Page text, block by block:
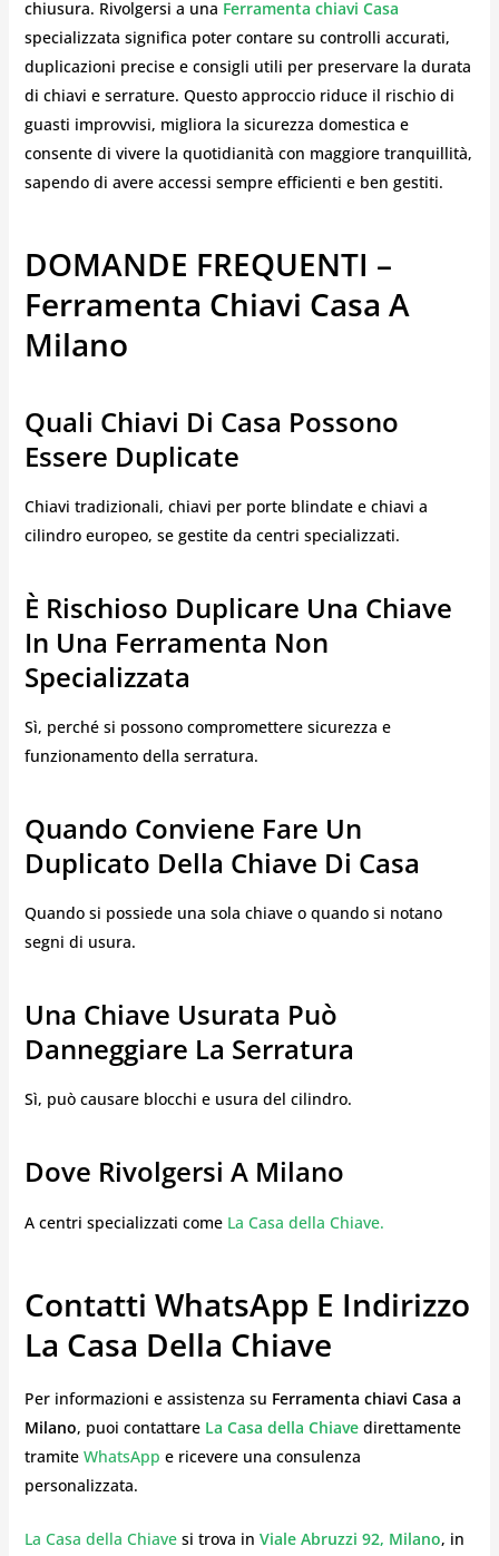
chiusura. Rivolgersi a una Ferramenta chiavi Casa
specializzata significa poter contare su controlli accurati,
duplicazioni precise e consigli utili per preservare la durata
di chiavi e serrature. Questo approccio riduce il rischio di
guasti improvvisi, migliora la sicurezza domestica e
consente di vivere la quotidianità con maggiore tranquillità,
sapendo di avere accessi sempre efficienti e ben gestiti.
DOMANDE FREQUENTI –
Ferramenta Chiavi Casa A
Milano
Quali Chiavi Di Casa Possono
Essere Duplicate
Chiavi tradizionali, chiavi per porte blindate e chiavi a
cilindro europeo, se gestite da centri specializzati.
È Rischioso Duplicare Una Chiave
In Una Ferramenta Non
Specializzata
Sì, perché si possono compromettere sicurezza e
funzionamento della serratura.
Quando Conviene Fare Un
Duplicato Della Chiave Di Casa
Quando si possiede una sola chiave o quando si notano
segni di usura.
Una Chiave Usurata Può
Danneggiare La Serratura
Sì, può causare blocchi e usura del cilindro.
Dove Rivolgersi A Milano
A centri specializzati comeLa Casa della Chiave.
Contatti WhatsApp E Indirizzo
La Casa Della Chiave
Per informazioni e assistenza su Ferramenta chiavi Casa a
Milano, puoi contattare La Casa della Chiavedirettamente
tramiteWhatsApp e ricevere una consulenza
personalizzata.
La Casa della Chiavesi trova in Viale Abruzzi 92, Milano, in